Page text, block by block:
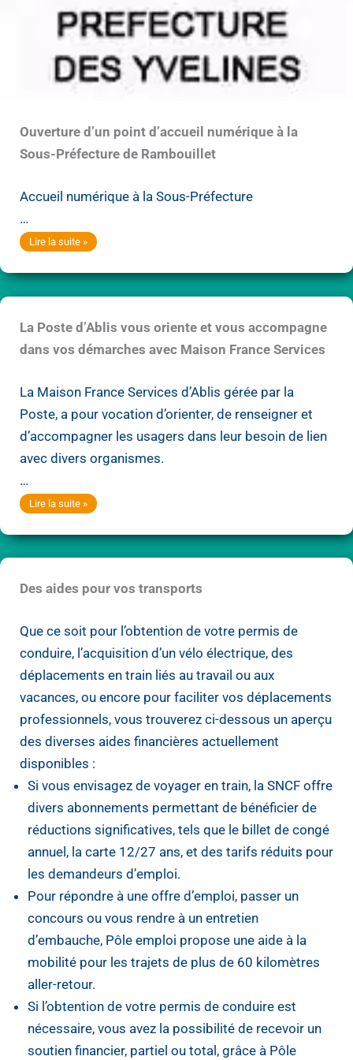
Ouverture d’un point d’accueil numérique à la
Sous-Préfecture de Rambouillet
Accueil numérique à la Sous-Préfecture
…
Ouverture
point
numérique
à
Sous-
Préfecture
de
Rambouillet
Lire la suite »
La Poste d’Ablis vous oriente et vous accompagne
dans vos démarches avec Maison France Services
La Maison France Services d’Ablis gérée par la
Poste, a pour vocation d’orienter, de renseigner et
d’accompagner les usagers dans leur besoin de lien
avec divers organismes.
…
La
d’Ablis
oriente
vous
accompagne
dans
vos
démarches
avec
Maison
France
Services
Lire la suite »
Des aides pour vos transports
Que ce soit pour l’obtention de votre permis de
conduire, l’acquisition d’un vélo électrique, des
déplacements en train liés au travail ou aux
vacances, ou encore pour faciliter vos déplacements
professionnels, vous trouverez ci-dessous un aperçu
des diverses aides financières actuellement
disponibles :
Si vous envisagez de voyager en train, la SNCF offre
divers abonnements permettant de bénéficier de
réductions significatives, tels que le billet de congé
annuel, la carte 12/27 ans, et des tarifs réduits pour
les demandeurs d’emploi.
Pour répondre à une offre d’emploi, passer un
concours ou vous rendre à un entretien
d’embauche, Pôle emploi propose une aide à la
mobilité pour les trajets de plus de 60 kilomètres
aller-retour.
Si l’obtention de votre permis de conduire est
nécessaire, vous avez la possibilité de recevoir un
soutien financier, partiel ou total, grâce à Pôle